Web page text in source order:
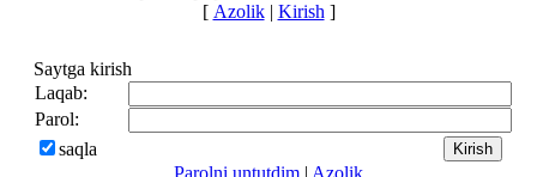
[ Azolik| Kirish ]
Saytga kirish
Laqab:
Parol:
saqla
Parolni untutdim | Azolik